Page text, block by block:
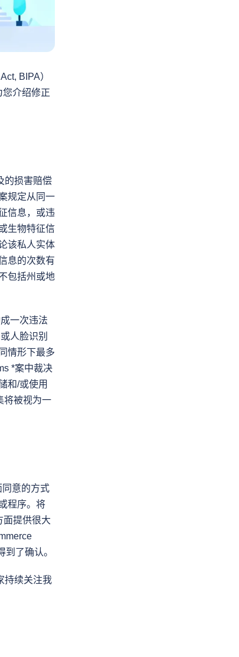
BIPA）
介绍修正
的损害赔偿
规定从同一
信息，或违
生物特征信
该私人实体
息的次数有
包括州或地
一次违法
人脸识别
情形下最多
*案中裁决
和/或使用
将被视为一
同意的方式
程序。将
面提供很大
了确认。
持续关注我